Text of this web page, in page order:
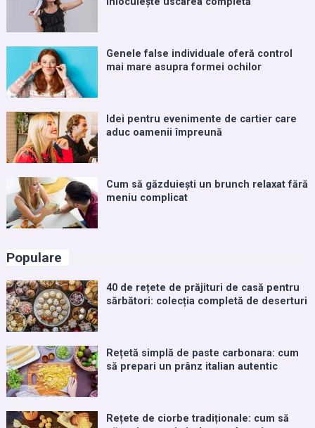
Genele false individuale oferă control
mai mare asupra formei ochilor
Idei pentru evenimente de cartier care
aduc oamenii împreună
Cum să găzduiești un brunch relaxat fără
meniu complicat
Populare
40 de rețete de prăjituri de casă pentru
sărbători: colecția completă de deserturi
Rețetă simplă de paste carbonara: cum
să prepari un prânz italian autentic
Rețete de ciorbe tradiționale: cum să